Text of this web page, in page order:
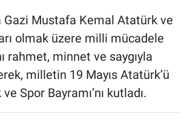
Gazi Mustafa Kemal Atatürk ve
olmak üzere milli mücadele
rahmet, minnet ve saygıyla
milletin 19 Mayıs Atatürk’ü
Spor Bayramı’nı kutladı.